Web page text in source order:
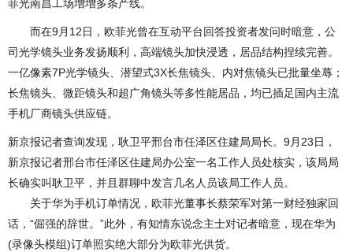
菲光南昌工场增增多条产线。
而在9月12日，欧菲光曾在互动平台回答投资者发问时暗意，公
司光学镜头业务发扬顺利，高端镜头加快浸透，居品结构捏续完善。
一亿像素7P光学镜头、潜望式3X长焦镜头、内对焦镜头已批量坐蓐；
长焦镜头、微距镜头和超广角镜头等多性能居品，均已插足国内主流
手机厂商镜头供应链。
新京报记者查询发现，耿卫平邢台市任泽区住建局局长。9月23日，
新京报记者邢台市任泽区住建局办公室一名工作人员处核实，该局局
长确实叫耿卫平，并且群聊中发言几名人员该局工作人员。
关于华为手机订单情况，欧菲光董事长蔡荣军对第一财经独家回
话，“倔强的辞世。”此外，有知情东说念主士对记者暗意，现在华为
(录像头模组)订单照实绝大部分为欧菲光供货。